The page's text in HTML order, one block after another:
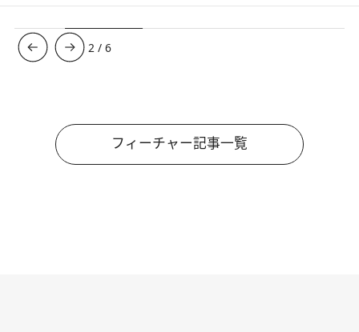
3 /6
フィーチャー記事一覧